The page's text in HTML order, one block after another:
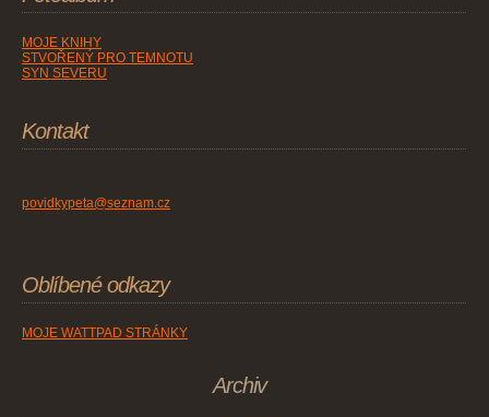
MOJE KNIHY
STVOŘENÝ PRO TEMNOTU
SYN SEVERU
Kontakt
povidkypeta@seznam.cz
Oblíbené odkazy
MOJE WATTPAD STRÁNKY
Archiv